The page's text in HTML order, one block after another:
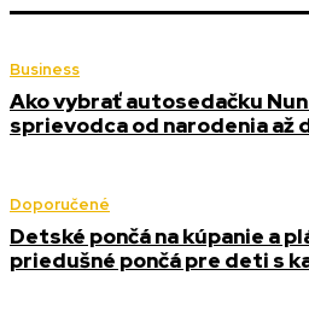
Business
Ako vybrať autosedačku
sprievodca od narodenia až
Doporučené
Detské pončá na kúpanie a
priedušné pončá pre deti s